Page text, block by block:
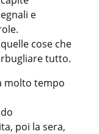
e
cose che
tutto.
molto tempo
poi la sera,